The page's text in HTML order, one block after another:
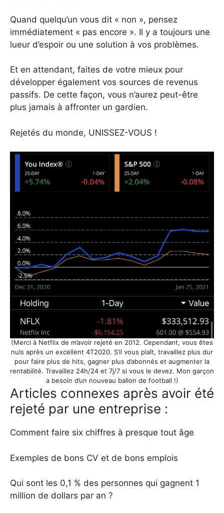
Quand quelqu’un vous dit « non », pensez
immédiatement « pas encore ». Il y a toujours une
lueur d’espoir ou une solution à vos problèmes.
Et en attendant, faites de votre mieux pour
développer également vos sources de revenus
passifs. De cette façon, vous n’aurez peut-être
plus jamais à affronter un gardien.
Rejetés du monde, UNISSEZ-VOUS !
(Merci à Netflix de m’avoir rejeté en 2012. Cependant, vous êtes
nuls après un excellent 4T2020. S’il vous plaît, travaillez plus dur
pour faire plus de hits, gagner plus d’abonnés et augmenter la
rentabilité. Travaillez 24h/24 et 7j/7 si vous le devez. Mon garçon
a besoin d’un nouveau ballon de football !)
Articles connexes après avoir été
rejeté par une entreprise :
Comment faire six chiffres à presque tout âge
Exemples de bons CV et de bons emplois
Qui sont les 0,1 % des personnes qui gagnent 1
million de dollars par an ?